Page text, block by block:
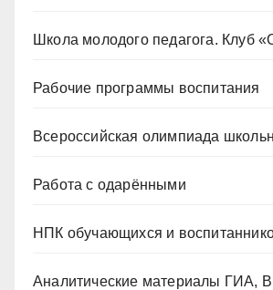
Школа молодого педагога. Клуб
Рабочие программы воспитания
Всероссийская олимпиада
Работа с одарёнными
НПК обучающихся и
Аналитические материалы ГИА,